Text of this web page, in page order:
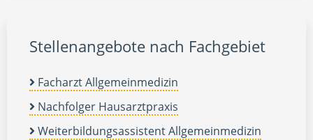
Stellenangebote nach Fachgebiet
Facharzt Allgemeinmedizin
Nachfolger Hausarztpraxis
Weiterbildungsassistent Allgemeinmedizin